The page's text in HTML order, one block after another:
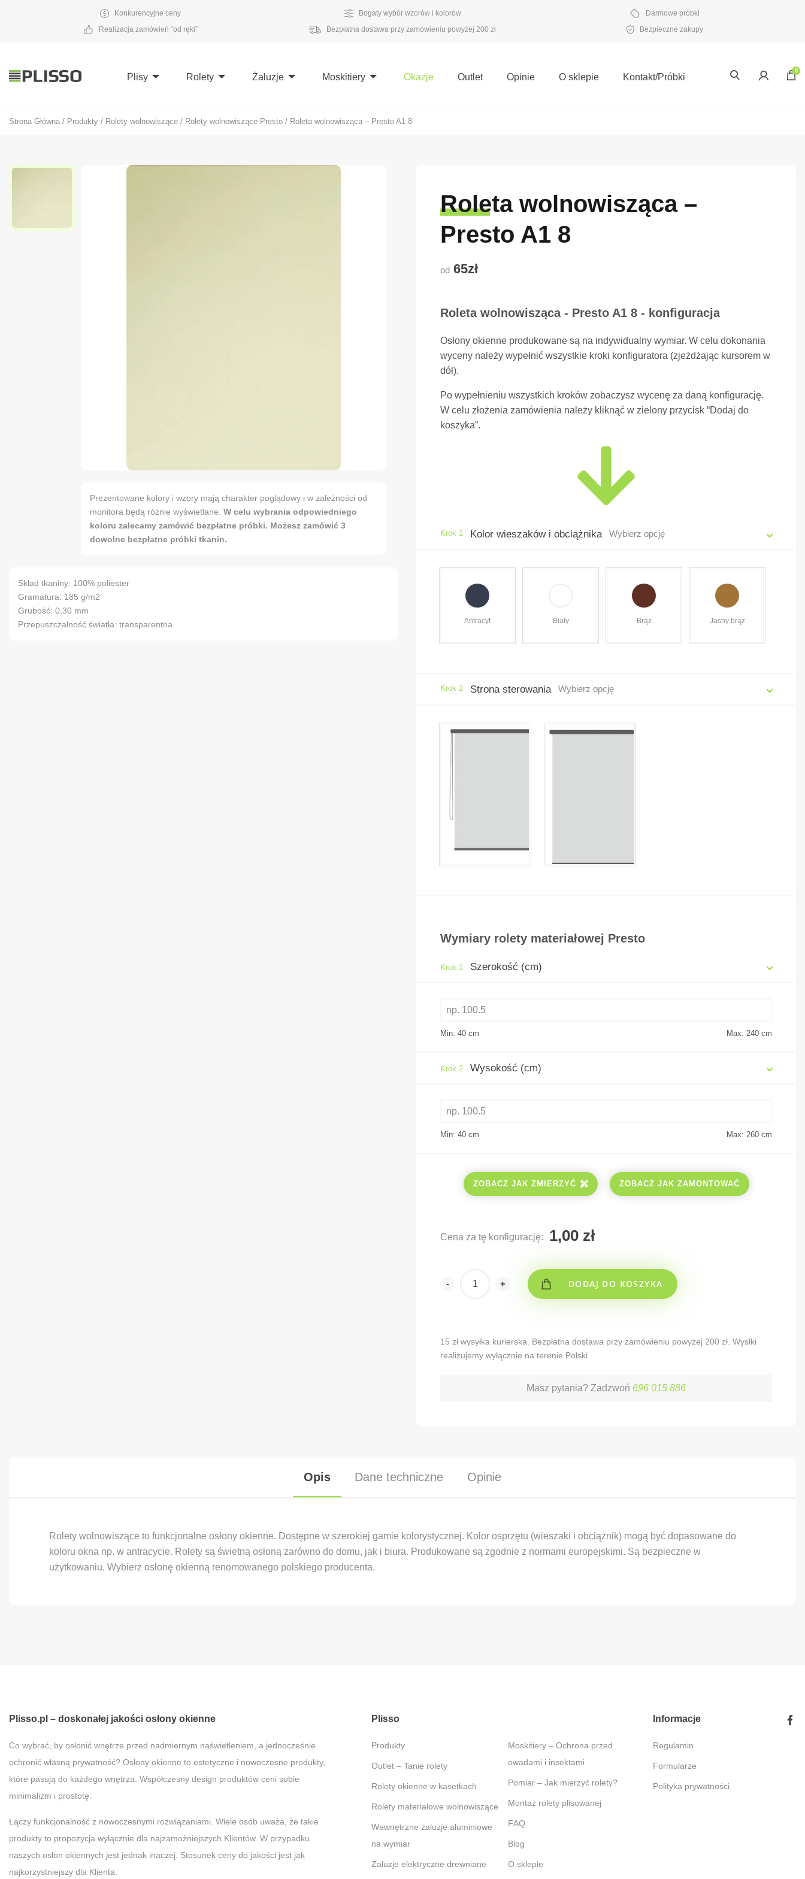
Konkurencyjne ceny Bogaty wybór wzorów i kolorów
Darmowe próbki
Realizacja zamówień “od ręki”
Bezpłatna dostawa przy zamówieniu powyżej 200 zł Bezpieczne zakupy
Plisy Rolety Żaluzje Moskitiery Okazje Outlet Opinie O sklepie Kontakt/Próbki
0
Strona Główna / Produkty / Rolety wolnowiszące / Rolety wolnowiszące Presto / Roleta wolnowisząca – Presto A1 8
Prezentowane kolory i wzory mają charakter poglądowy i w zależności od
monitora będą różnie wyświetlane. W celu wybrania odpowiedniego
koloru zalecamy zamówić bezpłatne próbki. Możesz zamówić 3
dowolne bezpłatne próbki tkanin.
Skład tkaniny: 100% poliester
Gramatura: 185 g/m2
Grubość: 0,30 mm
Przepuszczalność światła: transparentna
Roleta wolnowisząca –
Presto A1 8
od 65zł
Roleta wolnowisząca - Presto A1 8 - konfiguracja
Osłony okienne produkowane są na indywidualny wymiar. W celu dokonania
wyceny należy wypełnić wszystkie kroki konfiguratora (zjeżdżając kursorem w
dół).
Po wypełnieniu wszystkich kroków zobaczysz wycenę za daną konfigurację.
W celu złożenia zamówienia należy kliknąć w zielony przycisk “Dodaj do
koszyka”.
Krok 1 Kolor wieszaków i obciążnika Wybierz opcję
Antracyt Biały Brąz Jasny brąz
Krok 2 Strona sterowania Wybierz opcję
Wymiary rolety materiałowej Presto
Krok 1 Szerokość (cm)
Min: 40 cm Max: 240 cm
Krok 2 Wysokość (cm)
Min: 40 cm Max: 260 cm
ZOBACZ JAK ZMIERZYĆ ZOBACZ JAK ZAMONTOWAĆ
Cena za tę konfigurację:
- + DODAJ DO KOSZYKA
15 zł wysyłka kurierska. Bezpłatna dostawa przy zamówieniu powyżej 200 zł. Wysłki
realizujemy wyłącznie na terenie Polski.
Masz pytania? Zadzwoń 696 015 886
Opis Dane techniczne Opinie
Rolety wolnowiszące to funkcjonalne osłony okienne. Dostępne w szerokiej gamie kolorystycznej. Kolor osprzętu (wieszaki i obciążnik) mogą być dopasowane do
koloru okna np. w antracycie. Rolety są świetną osłoną zarówno do domu, jak i biura. Produkowane są zgodnie z normami europejskimi. Są bezpieczne w
użytkowaniu. Wybierz osłonę okienną renomowanego polskiego producenta.
Plisso.pl – doskonałej jakości osłony okienne
Co wybrać, by osłonić wnętrze przed nadmiernym naświetleniem, a jednocześnie
ochronić własną prywatność? Osłony okienne to estetyczne i nowoczesne produkty,
które pasują do każdego wnętrza. Współczesny design produktów ceni sobie
minimalizm i prostotę.
Łączy funkcjonalność z nowoczesnymi rozwiązaniami. Wiele osób uważa, że takie
produkty to propozycja wyłącznie dla najzamożniejszych Klientów. W przypadku
naszych osłon okiennych jest jednak inaczej. Stosunek ceny do jakości jest jak
najkorzystniejszy dla Klienta.
Plisso
Produkty
Outlet – Tanie rolety
Rolety okienne w kasetkach
Rolety materiałowe wolnowiszące
Wewnętrzne żaluzje aluminiowe
na wymiar
Żaluzje elektryczne drewniane
Moskitiery – Ochrona przed
owadami i insektami
Pomiar – Jak mierzyć rolety?
Montaż rolety plisowanej
FAQ
Blog
O sklepie
Informacje
Regulamin
Formularze
Polityka prywatności